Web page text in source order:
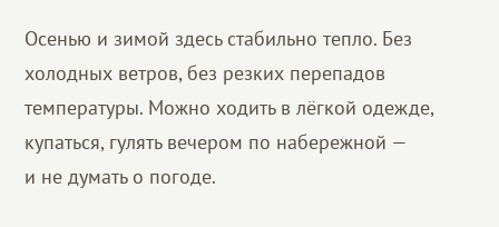
Осенью и зимой здесь стабильно тепло. Без
холодных ветров, без резких перепадов
температуры. Можно ходить в лёгкой одежде,
купаться, гулять вечером по набережной —
и не думать о погоде.